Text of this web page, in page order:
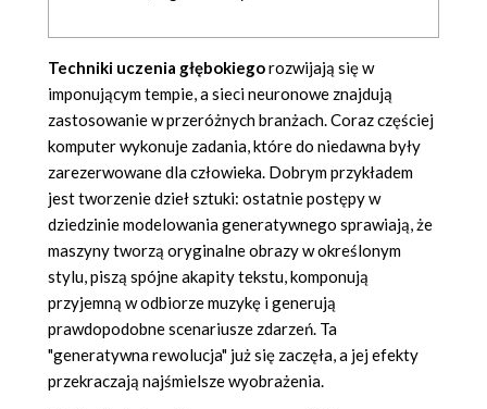
Techniki uczenia głębokiegorozwijają się w
imponującym tempie, a sieci neuronowe znajdują
zastosowanie w przeróżnych branżach. Coraz częściej
komputer wykonuje zadania, które do niedawna były
zarezerwowane dla człowieka. Dobrym przykładem
jest tworzenie dzieł sztuki: ostatnie postępy w
dziedzinie modelowania generatywnego sprawiają, że
maszyny tworzą oryginalne obrazy w określonym
stylu, piszą spójne akapity tekstu, komponują
przyjemną w odbiorze muzykę i generują
prawdopodobne scenariusze zdarzeń. Ta
"generatywna rewolucja" już się zaczęła, a jej efekty
przekraczają najśmielsze wyobrażenia.